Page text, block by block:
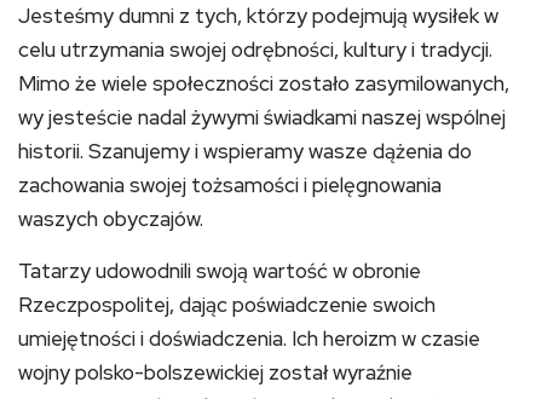
Jesteśmy dumni z tych, którzy podejmują wysiłek w
celu utrzymania swojej odrębności, kultury i tradycji.
Mimo że wiele społeczności zostało zasymilowanych,
wy jesteście nadal żywymi świadkami naszej wspólnej
historii. Szanujemy i wspieramy wasze dążenia do
zachowania swojej tożsamości i pielęgnowania
waszych obyczajów.
Tatarzy udowodnili swoją wartość w obronie
Rzeczpospolitej, dając poświadczenie swoich
umiejętności i doświadczenia. Ich heroizm w czasie
wojny polsko-bolszewickiej został wyraźnie